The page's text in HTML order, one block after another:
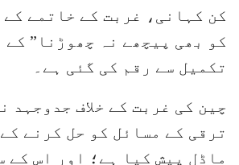
کن کہانی، غربت کے خاتمے
کو بھی پیچھے نہ چھوڑنا” کے
تکمیل سے رقم کی گئی ہے۔
چین کی غربت کے خلاف جدوجہد
ترقی کے مسائل کو حل کرنے
ماڈل پیش کیا ہے؛ اور اس کے